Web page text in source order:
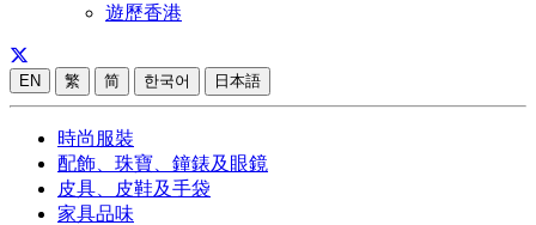
遊歷香港
EN 繁 简 한국어 日本語
時尚服裝
配飾、珠寶、鐘錶及眼鏡
皮具、皮鞋及手袋
家具品味